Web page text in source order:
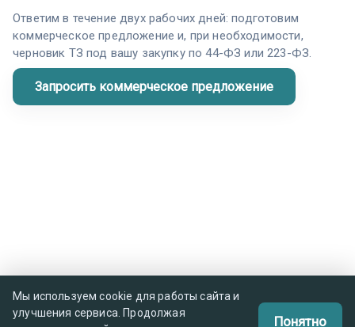
Ответим в течение двух рабочих дней: подготовим
коммерческое предложение и, при необходимости,
черновик ТЗ под вашу закупку по 44-ФЗ или 223-ФЗ.
Мы используем cookie для работы сайта и
улучшения сервиса. Продолжая
Понятно